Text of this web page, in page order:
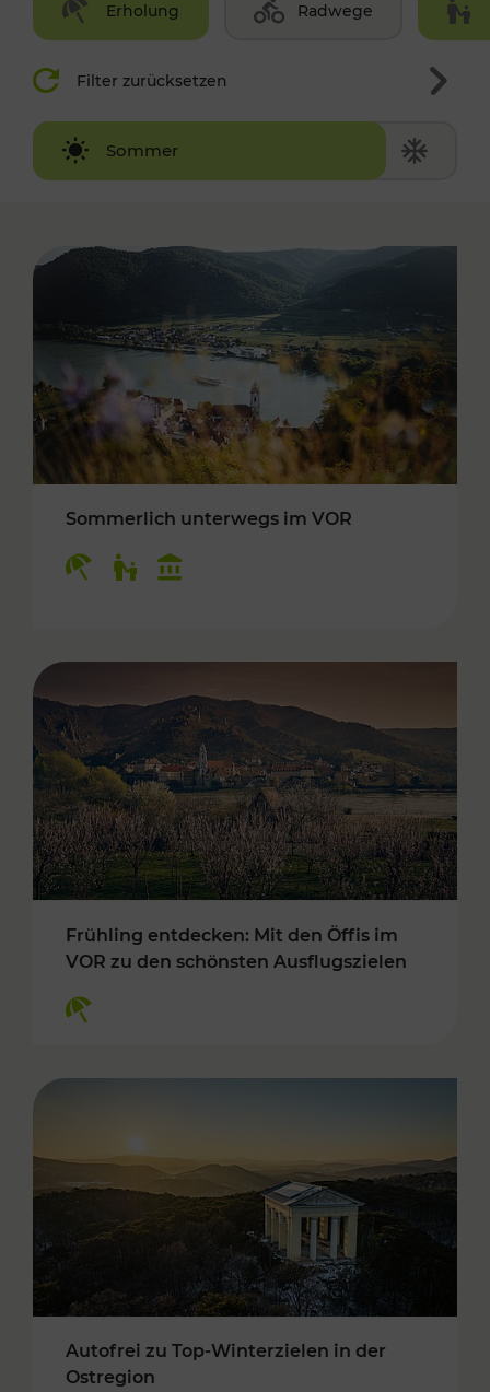
Erholung Radwege
Filter zurücksetzen
Sommer
Winter
Sommerlich unterwegs im VOR
Frühling entdecken: Mit den Öffis im
VOR zu den schönsten Ausflugszielen
Autofrei zu Top-Winterzielen in der
Ostregion